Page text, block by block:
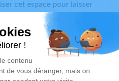
cet espace pour laisser
des photos souvenirs, une
à travers des
endroit est un lieu
la mémoire de Maurice